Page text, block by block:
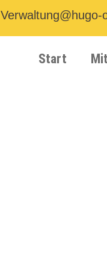
Verwaltung@hugo-
Start